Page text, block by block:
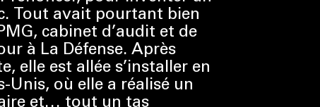
Tout avait pourtant bien
cabinet d’audit et de
à La Défense. Après
elle est allée s’installer en
Unis, où elle a réalisé un
et… tout un tas